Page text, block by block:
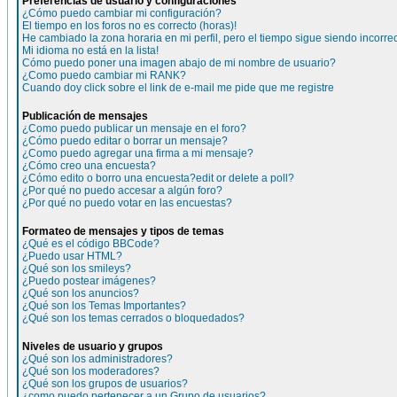
¿Cómo puedo cambiar mi configuración?
El tiempo en los foros no es correcto (horas)!
He cambiado la zona horaria en mi perfil, pero el tiempo sigue siendo
Mi idioma no está en la lista!
Cómo puedo poner una imagen abajo de mi nombre de usuario?
¿Como puedo cambiar mi RANK?
Cuando doy click sobre el link de e-mail me pide que me registre
Publicación de mensajes
¿Como puedo publicar un mensaje en el foro?
¿Cómo puedo editar o borrar un mensaje?
¿Como puedo agregar una firma a mi mensaje?
¿Cómo creo una encuesta?
¿Cómo edito o borro una encuesta?edit or delete a poll?
¿Por qué no puedo accesar a algún foro?
¿Por qué no puedo votar en las encuestas?
Formateo de mensajes y tipos de temas
¿Qué es el código BBCode?
¿Puedo usar HTML?
¿Qué son los smileys?
¿Puedo postear imágenes?
¿Qué son los anuncios?
¿Qué son los Temas Importantes?
¿Qué son los temas cerrados o bloquedados?
Niveles de usuario y grupos
¿Qué son los administradores?
¿Qué son los moderadores?
¿Qué son los grupos de usuarios?